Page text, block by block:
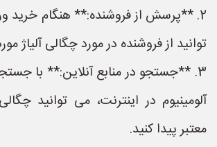
2. **پرسش از فروشنده:** هنگام خرید
توانید از فروشنده در مورد چگالی آلیاژ
3. **جستجو در منابع آنلاین:** با
آلومینیوم در اینترنت، می توانید
معتبر پیدا کنید.